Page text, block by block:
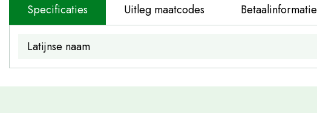
Specificaties Uitleg maatcodes Betaalinformatie
Latijnse naam